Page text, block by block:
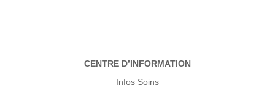
CENTRE D’INFORMATION
Infos Soins